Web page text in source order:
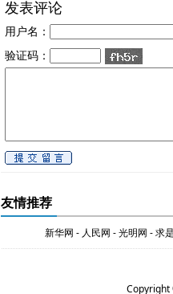
发表评论
用户名：
验证码：
友情推荐
新华网 - 人民网 -光明网 -求
Copyright